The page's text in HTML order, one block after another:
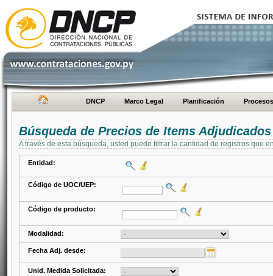
DNCP Marco Legal Planificación Procesos
Búsqueda de Precios de Items Adjudicados
A través de esta búsqueda, usted puede filtrar la cantidad de registros que
Entidad:
Código de UOC/UEP:
Código de producto:
Modalidad:
Fecha Adj. desde:
Unid. Medida Solicitada: